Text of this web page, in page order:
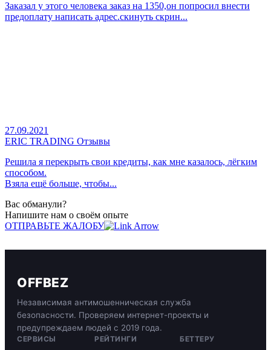
Заказал у этого человека заказ на 1350,он попросил внести
предоплату написать адрес.скинуть скрин...
27.09.2021
ERIC TRADING Отзывы
Решила я перекрыть свои кредиты, как мне казалось, лёгким
способом.
Взяла ещё больше, чтобы...
Вас обманули?
Напишите нам о своём опыте
ОТПРАВЬТЕ ЖАЛОБУ
OFFBEZ
Независимая антимошенническая служба
безопасности. Проверяем интернет-проекты и
предупреждаем людей с 2019 года.
СЕРВИСЫ РЕЙТИНГИ БЕТТЕРУ